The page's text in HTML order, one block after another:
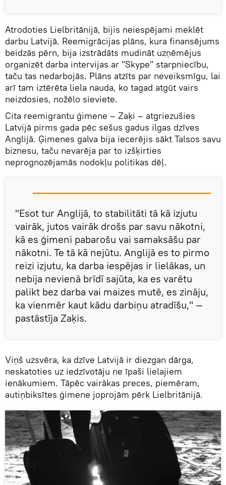
Atrodoties Lielbritānijā, bijis neiespējami meklēt
darbu Latvijā. Reemigrācijas plāns, kura finansējums
beidzās pērn, bija izstrādāts mudināt uzņēmējus
organizēt darba intervijas ar "Skype" starpniecību,
taču tas nedarbojās. Plāns atzīts par neveiksmīgu, lai
arī tam iztērēta liela nauda, ko tagad atgūt vairs
neizdosies, nožēlo sieviete.
Cita reemigrantu ģimene – Zaķi – atgriezušies
Latvijā pirms gada pēc sešus gadus ilgas dzīves
Anglijā. Ģimenes galva bija iecerējis sākt Talsos savu
biznesu, taču nevarēja par to izšķirties
neprognozējamās nodokļu politikas dēļ.
"Esot tur Anglijā, to stabilitāti tā kā izjutu
vairāk, jutos vairāk drošs par savu nākotni,
kā es ģimeni pabarošu vai samaksāšu par
nākotni. Te tā kā nejūtu. Anglijā es to pirmo
reizi izjutu, ka darba iespējas ir lielākas, un
nebija nevienā brīdī sajūta, ka es varētu
palikt bez darba vai maizes mutē, es zināju,
ka vienmēr kaut kādu darbiņu atradīšu," —
pastāstīja Zaķis.
Viņš uzsvēra, ka dzīve Latvijā ir diezgan dārga,
neskatoties uz iedzīvotāju ne īpaši lielajiem
ienākumiem. Tāpēc vairākas preces, piemēram,
autiņbiksītes ģimene joprojām pērk Lielbritānijā.